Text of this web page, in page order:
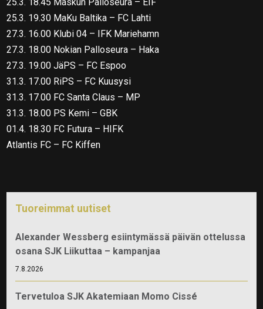
25.3. 19.30 MaKu Baltika – FC Lahti
27.3. 16.00 Klubi 04 – IFK Mariehamn
27.3. 18.00 Nokian Palloseura – Haka
27.3. 19.00 JäPS – FC Espoo
31.3. 17.00 RiPS – FC Kuusysi
31.3. 17.00 FC Santa Claus – MP
31.3. 18.00 PS Kemi – GBK
01.4. 18.30 FC Futura – HIFK
Atlantis FC – FC Kiffen
Tuoreimmat uutiset
Alexander Wessberg esiintymässä päivän ottelussa
osana SJK Liikuttaa – kampanjaa
7.8.2026
Tervetuloa SJK Akatemiaan Momo Cissé